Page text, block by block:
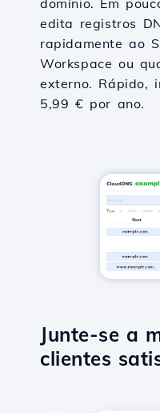
domínio. Em
edita registros
rapidamente ao
Workspace ou
externo. Rápido,
5,99 € por ano.
Junte-se a
clientes